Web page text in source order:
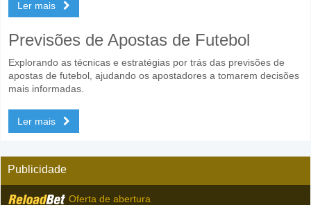
Ler mais
Previsões de Apostas de Futebol
Explorando as técnicas e estratégias por trás das previsões de
apostas de futebol, ajudando os apostadores a tomarem decisões
mais informadas.
Ler mais
Publicidade
Oferta de abertura